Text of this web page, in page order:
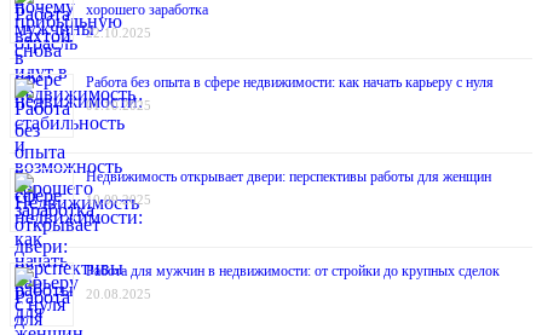
хорошего заработка
22.10.2025
Работа без опыта в сфере недвижимости: как начать карьеру с нуля
01.10.2025
Недвижимость открывает двери: перспективы работы для женщин
10.09.2025
Работа для мужчин в недвижимости: от стройки до крупных сделок
20.08.2025